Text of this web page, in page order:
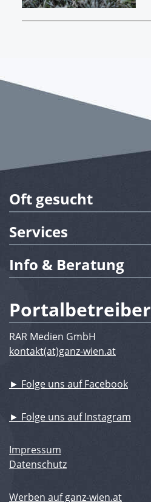
Oft gesucht
Services
Info & Beratung
Portalbetreiber
RAR Medien GmbH
kontakt(at)ganz-wien.at
► Folge uns auf Facebook
► Folge uns auf Instagram
Impressum
Datenschutz
Werben auf ganz-wien.at